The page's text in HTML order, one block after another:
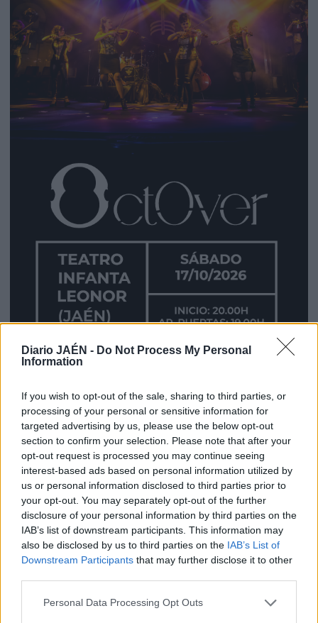
Diario JAÉN - Do Not Process My Personal
Information
If you wish to opt-out of the sale, sharing to third parties, or
processing of your personal or sensitive information for
targeted advertising by us, please use the below opt-out
section to confirm your selection. Please note that after your
opt-out request is processed you may continue seeing
interest-based ads based on personal information utilized by
us or personal information disclosed to third parties prior to
your opt-out. You may separately opt-out of the further
disclosure of your personal information by third parties on the
IAB’s list of downstream participants. This information may
also be disclosed by us to third parties on the IAB’s List of
Downstream Participants that may further disclose it to other
Personal Data Processing Opt Outs